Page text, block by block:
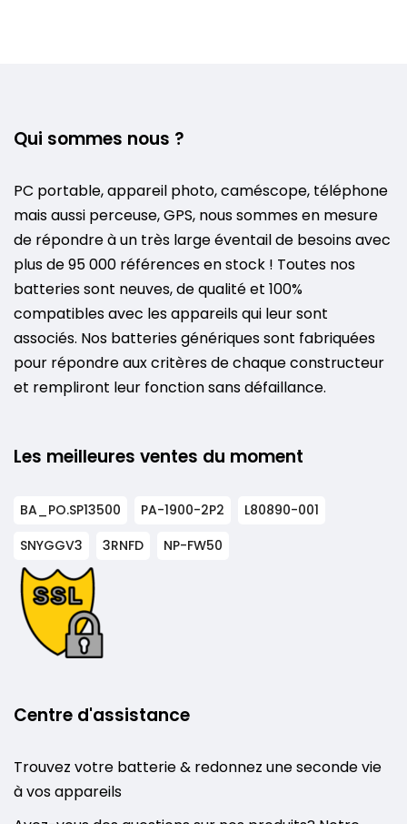
Qui sommes nous ?
PC portable, appareil photo, caméscope, téléphone
mais aussi perceuse, GPS, nous sommes en mesure
de répondre à un très large éventail de besoins avec
plus de 95 000 références en stock ! Toutes nos
batteries sont neuves, de qualité et 100%
compatibles avec les appareils qui leur sont
associés. Nos batteries génériques sont fabriquées
pour répondre aux critères de chaque constructeur
et rempliront leur fonction sans défaillance.
Les meilleures ventes du moment
BA_PO.SP13500 PA-1900-2P2
L80890-001
SNYGGV3
3RNFD NP-FW50
Centre d'assistance
Trouvez votre batterie & redonnez une seconde vie
à vos appareils